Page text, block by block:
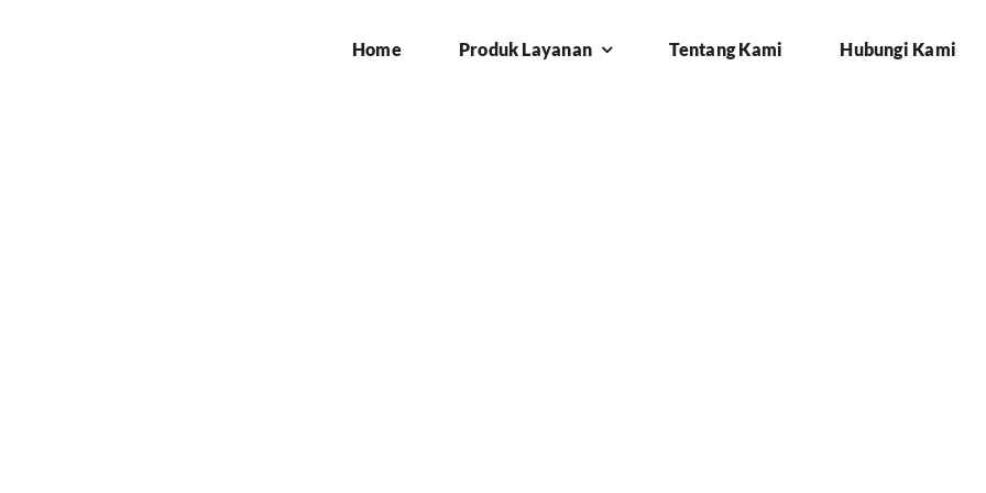
Home Produk Layanan Tentang Kami Hubungi Kami